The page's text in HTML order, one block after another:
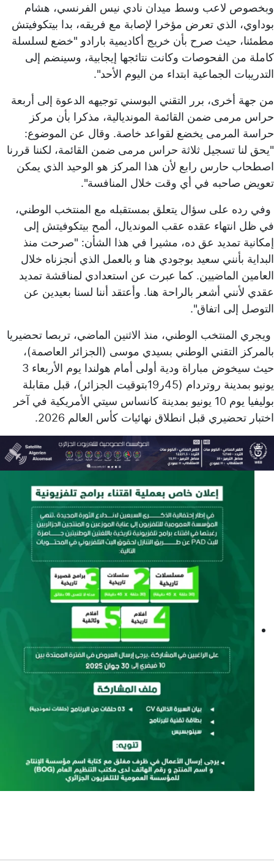
وبخصوص لاعب وسط ميدان نادي نيس الفرنسي، هشام
بوداوي، الذي تعرض مؤخرا لإصابة مع فريقه، بدا بيتكوفيتش
مطمئنا، حيث صرح بأن خريج أكاديمية بارادو "خضع لسلسلة
كاملة من الفحوصات وكانت نتائجها إيجابية، وسينضم إلى
التدريبات الجماعية ابتداء من اليوم الأحد".
من جهة أخرى، برر التقني البوسني توجيهه الدعوة إلى أربعة
حراس مرمى ضمن القائمة المونديالية، مذكرا بأن مركز
حراسة المرمى يخضع لقواعد خاصة. وقال عن الموضوع:
"يحق لنا تسجيل ثلاثة حراس مرمى ضمن القائمة، لكننا قررنا
اصطحاب حارس رابع لأن هذا المركز هو الوحيد الذي يمكن
تعويض صاحبه في أي وقت خلال المنافسة".
وفي رده على سؤال يتعلق بمستقبله مع المنتخب الوطني،
في ظل انتهاء عقده عقب المونديال، ألمح بيتكوفيتش إلى
إمكانية تمديد عق ده، مشيرا في هذا الشأن: "صرحت منذ
البداية بأنني سعيد بوجودي هنا و بالعمل الذي أنجزناه خلال
العامين الماضيين. كما عبرت عن استعدادي لمناقشة تمديد
عقدي لأنني أشعر بالراحة هنا. وأعتقد أننا لسنا بعيدين عن
التوصل إلى اتفاق".
ويجري المنتخب الوطني، منذ الاثنين الماضي، تربصا تحضيريا
بالمركز التقني الوطني بسيدي موسى (الجزائر العاصمة)،
حيث سيخوض مباراة ودية أولى أمام هولندا يوم الأربعاء 3
يونيو بمدينة روتردام (45ر19بتوقيت الجزائر)، قبل مقابلة
بوليفيا يوم 10 يونيو بمدينة كانساس سيتي الأمريكية في آخر
اختبار تحضيري قبل انطلاق نهائيات كأس العالم 2026.